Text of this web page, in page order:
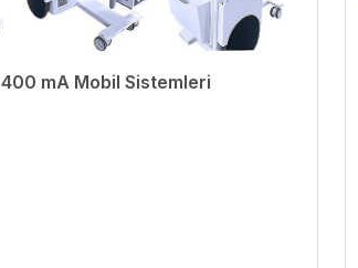
400 mA Mobil Sistemleri